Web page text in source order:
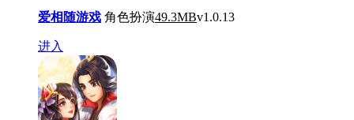
爱相随游戏 角色扮演49.3MBv1.0.13
进入